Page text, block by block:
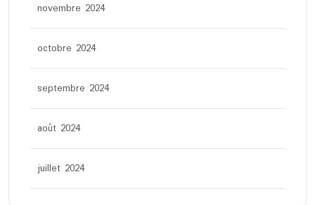
novembre 2024
octobre 2024
septembre 2024
août 2024
juillet 2024